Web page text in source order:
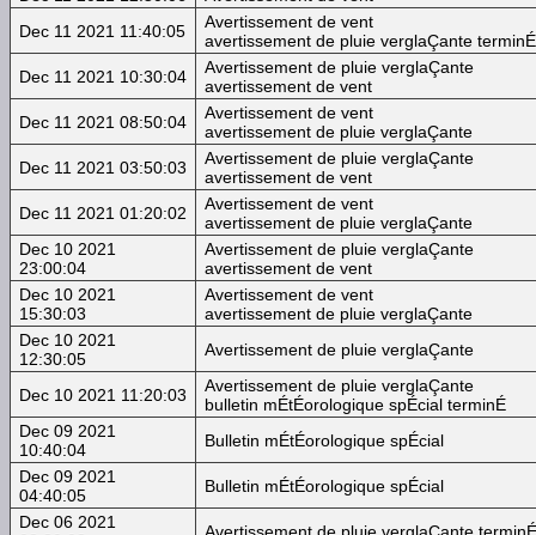
Dec 11 2021 11:40:05
Avertissement de vent
avertissement de pluie verglaÇante terminÉ
Dec 11 2021 10:30:04
Avertissement de pluie verglaÇante
avertissement de vent
Dec 11 2021 08:50:04
Avertissement de vent
avertissement de pluie verglaÇante
Dec 11 2021 03:50:03
Avertissement de pluie verglaÇante
avertissement de vent
Dec 11 2021 01:20:02
Avertissement de vent
avertissement de pluie verglaÇante
Dec 10 2021
23:00:04
Avertissement de pluie verglaÇante
avertissement de vent
Dec 10 2021
15:30:03
Avertissement de vent
avertissement de pluie verglaÇante
Dec 10 2021
12:30:05
Avertissement de pluie verglaÇante
Dec 10 2021 11:20:03
Avertissement de pluie verglaÇante
bulletin mÉtÉorologique spÉcial terminÉ
Dec 09 2021
10:40:04
Bulletin mÉtÉorologique spÉcial
Dec 09 2021
04:40:05
Bulletin mÉtÉorologique spÉcial
Dec 06 2021
Avertissement de pluie verglaÇante terminÉ